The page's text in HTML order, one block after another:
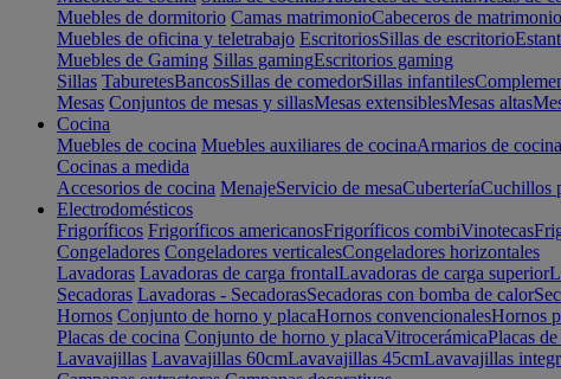
Muebles de dormitorio Camas matrimonioCabeceros de matrimonio
Muebles de oficina y teletrabajo EscritoriosSillas de escritorio
Muebles de Gaming Sillas gamingEscritorios gaming
Sillas TaburetesBancosSillas de comedorSillas infantiles
Mesas Conjuntos de mesas y sillasMesas extensiblesMesas altas
Cocina
Muebles de cocina Muebles auxiliares de cocinaArmarios de cocina
Cocinas a medida
Accesorios de cocina MenajeServicio de mesaCuberteríaCuchillos
Electrodomésticos
Frigoríficos Frigoríficos americanosFrigoríficos combiVinotecas
Congeladores Congeladores verticalesCongeladores horizontales
Lavadoras Lavadoras de carga frontalLavadoras de carga superior
Secadoras Lavadoras - SecadorasSecadoras con bomba de calor
Hornos Conjunto de horno y placaHornos convencionalesHornos
Placas de cocina Conjunto de horno y placaVitrocerámicaPlacas
Lavavajillas Lavavajillas 60cmLavavajillas 45cmLavavajillas